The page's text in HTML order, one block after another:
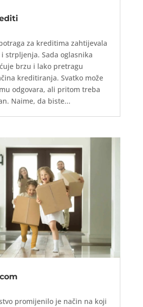
za kreditima zahtijevala
strpljenja. Sada oglasnika
brzu i lako pretragu
kreditiranja. Svatko može
odgovara, ali pritom treba
Naime, da biste...
promijenilo je način na koji